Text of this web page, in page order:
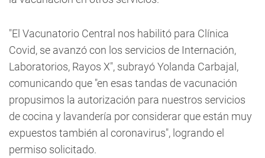
"El Vacunatorio Central nos habilitó para Clínica
Covid, se avanzó con los servicios de Internación,
Laboratorios, Rayos X", subrayó Yolanda Carbajal,
comunicando que "en esas tandas de vacunación
propusimos la autorización para nuestros servicios
de cocina y lavandería por considerar que están muy
expuestos también al coronavirus", logrando el
permiso solicitado.